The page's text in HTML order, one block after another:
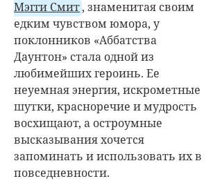
Мэгги Смит, знаменитая своим
едким чувством юмора, у
поклонников «Аббатства
Даунтон» стала одной из
любимейших героинь. Ее
неуемная энергия, искрометные
шутки, красноречие и мудрость
восхищают, а остроумные
высказывания хочется
запоминать и использовать их в
повседневности.